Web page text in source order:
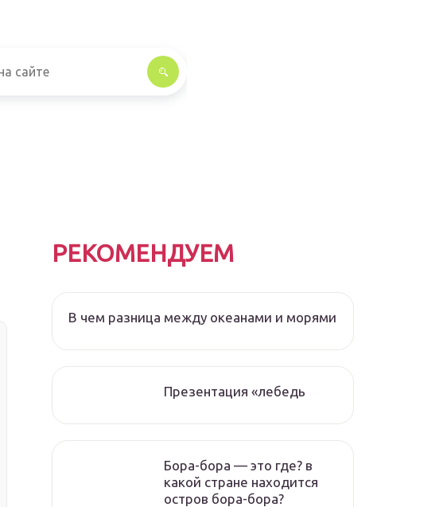
РЕКОМЕНДУЕМ
В чем разница между океанами и морями
Презентация «лебедь
Бора-бора — это где? в
какой стране находится
остров бора-бора?